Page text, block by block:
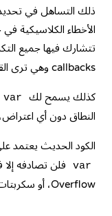
الأخطاء الكلاسيكية
تتشارك فيها جميع
callbacks وهي ترى القيمة الأخيرة فقط.
كذلك يسمح لك var
النطاق دون أي اعتراض،
الكود الحديث يعتمد
var
Overflow، أو سكربتات تحتاج للعمل في بيئات قديمة جدًا.